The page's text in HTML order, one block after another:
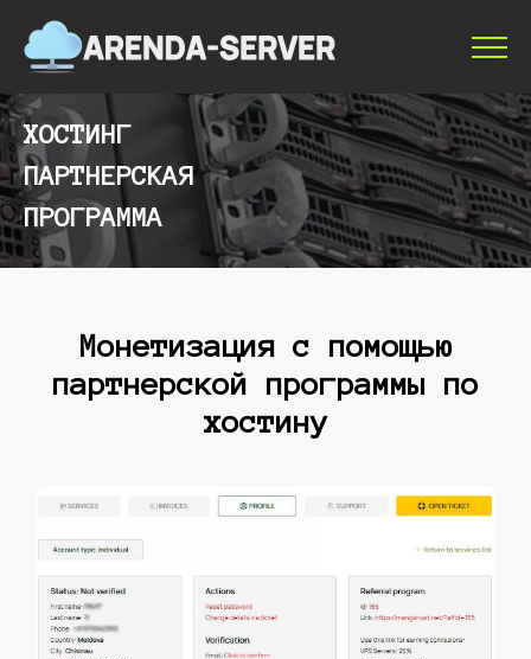
ХОСТИНГ
ПАРТНЕРСКАЯ
ПРОГРАММА
Монетизация с помощью
партнерской программы по
хостину